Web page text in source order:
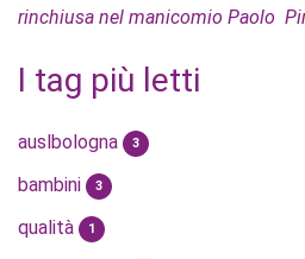
rinchiusa nel manicomio Paolo
I tag più letti
auslbologna 3
bambini 3
qualità 1